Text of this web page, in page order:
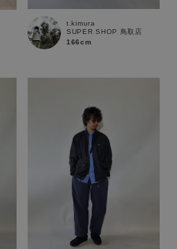
KIDS
t.kimura
SUPER SHOP 鳥取店
166cm